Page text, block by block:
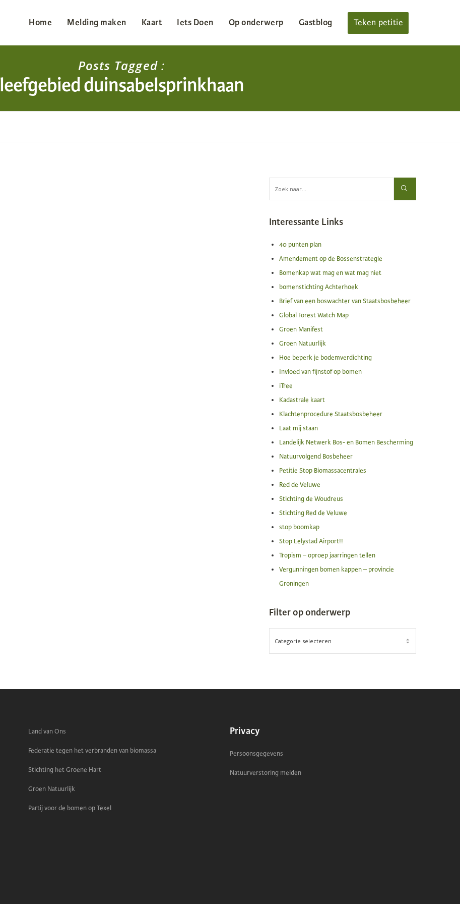
Home Melding maken Kaart Iets Doen Op onderwerp Gastblog Teken petitie
Posts Tagged :
leefgebied duinsabelsprinkhaan
Interessante Links
40 punten plan
Amendement op de Bossenstrategie
Bomenkap wat mag en wat mag niet
bomenstichting Achterhoek
Brief van een boswachter van Staatsbosbeheer
Global Forest Watch Map
Groen Manifest
Groen Natuurlijk
Hoe beperk je bodemverdichting
Invloed van fijnstof op bomen
iTree
Kadastrale kaart
Klachtenprocedure Staatsbosbeheer
Laat mij staan
Landelijk Netwerk Bos- en Bomen Bescherming
Natuurvolgend Bosbeheer
Petitie Stop Biomassacentrales
Red de Veluwe
Stichting de Woudreus
Stichting Red de Veluwe
stop boomkap
Stop Lelystad Airport!!
Tropism – oproep jaarringen tellen
Vergunningen bomen kappen – provincie
Groningen
Filter op onderwerp
FILTER
ONDERWERP
Land van Ons
Federatie tegen het verbranden van biomassa
Stichting het Groene Hart
Groen Natuurlijk
Partij voor de bomen op Texel
Privacy
Persoonsgegevens
Natuurverstoring melden